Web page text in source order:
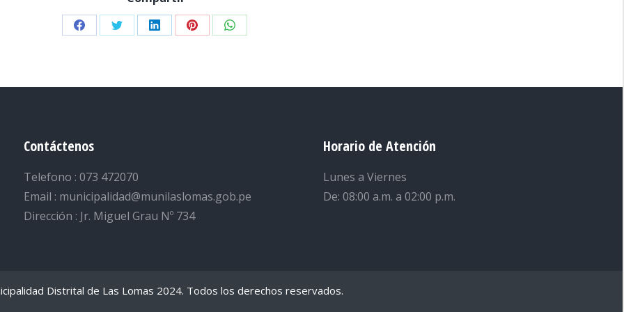
Share Share Share Share Share
Contáctenos
Telefono : 073 472070
Email : municipalidad@munilaslomas.gob.pe
Dirección : Jr. Miguel Grau Nº 734
Horario de Atención
Lunes a Viernes
De: 08:00 a.m. a 02:00 p.m.
Distrital de Las Lomas 2024. Todos los derechos reservados.